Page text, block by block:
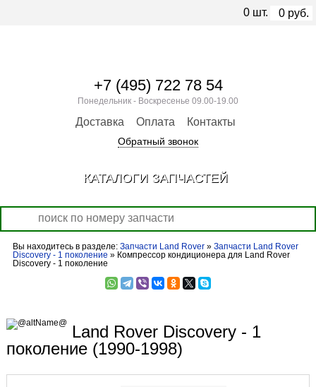
Вы находитесь в разделе: Запчасти Land Rover» Запчасти Land Rover
Discovery - 1 поколение » Компрессор кондиционера для Land Rover
Discovery - 1 поколение
Land Rover Discovery - 1
поколение (1990-1998)
+7 (495) 722 78 54
Понедельник - Воскресенье 09.00-19.00
Доставка Оплата Контакты
Обратный звонок
0 шт. 0 руб.
КАТАЛОГИ ЗАПЧАСТЕЙ